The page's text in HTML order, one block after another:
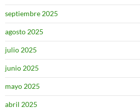
septiembre 2025
agosto 2025
julio 2025
junio 2025
mayo 2025
abril 2025